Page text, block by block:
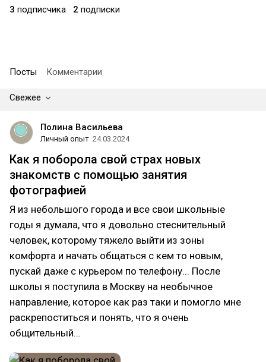
3 подписчика 2 подписки
Посты Комментарии
Свежее
Полина Васильева
Личный опыт 24.03.2024
Как я поборола свой страх новых
знакомств с помощью занятия
фотографией
Я из небольшого города и все свои школьные
годы я думала, что я довольно стеснительный
человек, которому тяжело выйти из зоны
комфорта и начать общаться с кем то новым,
пускай даже с курьером по телефону... После
школы я поступила в Москву на необычное
направление, которое как раз таки и помогло мне
раскрепоститься и понять, что я очень
общительный…